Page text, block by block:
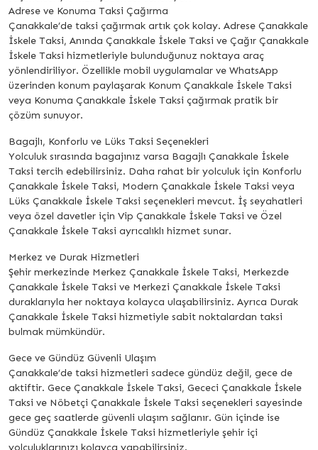
Adrese ve Konuma Taksi Çağırma
Çanakkale’de taksi çağırmak artık çok kolay. Adrese Çanakkale
İskele Taksi, Anında Çanakkale İskele Taksi ve Çağır Çanakkale
İskele Taksi hizmetleriyle bulunduğunuz noktaya araç
yönlendiriliyor. Özellikle mobil uygulamalar ve WhatsApp
üzerinden konum paylaşarak Konum Çanakkale İskele Taksi
veya Konuma Çanakkale İskele Taksi çağırmak pratik bir
çözüm sunuyor.
Bagajlı, Konforlu ve Lüks Taksi Seçenekleri
Yolculuk sırasında bagajınız varsa Bagajlı Çanakkale İskele
Taksi tercih edebilirsiniz. Daha rahat bir yolculuk için Konforlu
Çanakkale İskele Taksi, Modern Çanakkale İskele Taksi veya
Lüks Çanakkale İskele Taksi seçenekleri mevcut. İş seyahatleri
veya özel davetler için Vip Çanakkale İskele Taksi ve Özel
Çanakkale İskele Taksi ayrıcalıklı hizmet sunar.
Merkez ve Durak Hizmetleri
Şehir merkezinde Merkez Çanakkale İskele Taksi, Merkezde
Çanakkale İskele Taksi ve Merkezi Çanakkale İskele Taksi
duraklarıyla her noktaya kolayca ulaşabilirsiniz. Ayrıca Durak
Çanakkale İskele Taksi hizmetiyle sabit noktalardan taksi
bulmak mümkündür.
Gece ve Gündüz Güvenli Ulaşım
Çanakkale’de taksi hizmetleri sadece gündüz değil, gece de
aktiftir. Gece Çanakkale İskele Taksi, Gececi Çanakkale İskele
Taksi ve Nöbetçi Çanakkale İskele Taksi seçenekleri sayesinde
gece geç saatlerde güvenli ulaşım sağlanır. Gün içinde ise
Gündüz Çanakkale İskele Taksi hizmetleriyle şehir içi
yolculuklarınızı kolayca yapabilirsiniz.